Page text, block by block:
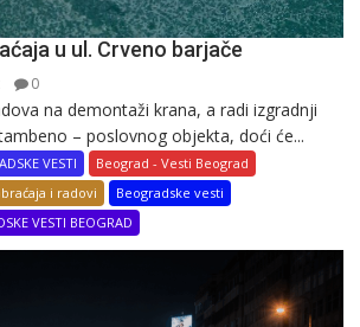
u ul. Crveno barjače
0
na demontaži krana, a radi izgradnji
– poslovnog objekta, doći će...
VESTI
Beograd - Vesti Beograd
i radovi
Beogradske vesti
VESTI BEOGRAD